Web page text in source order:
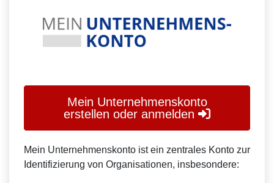
Mein Unternehmenskonto
erstellen oder anmelden
Mein Unternehmenskonto ist ein zentrales Konto zur
Identifizierung von Organisationen, insbesondere: